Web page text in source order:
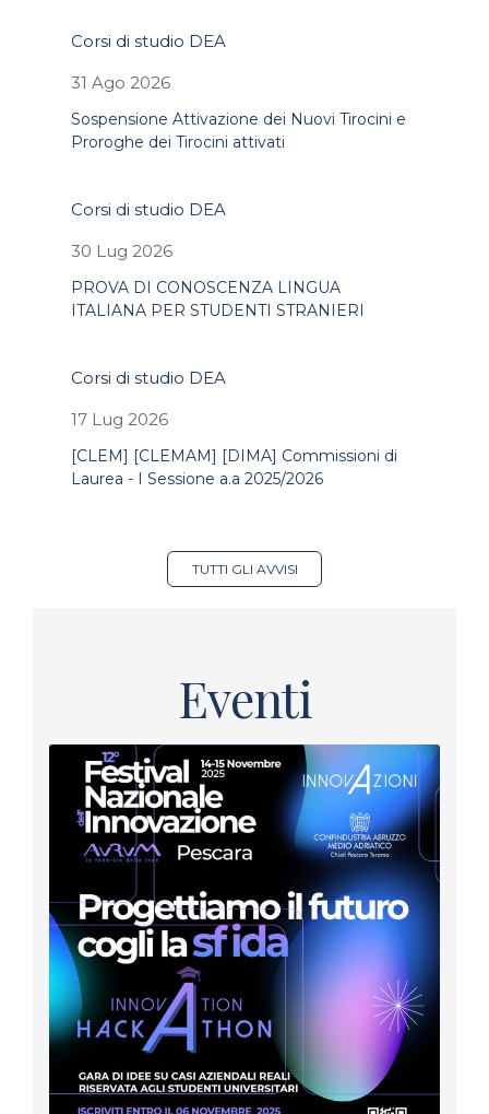
Corsi di studio DEA
31 Ago 2026
Sospensione Attivazione dei Nuovi Tirocini e
Proroghe dei Tirocini attivati
Corsi di studio DEA
30 Lug 2026
PROVA DI CONOSCENZA LINGUA
ITALIANA PER STUDENTI STRANIERI
Corsi di studio DEA
17 Lug 2026
[CLEM] [CLEMAM] [DIMA] Commissioni di
Laurea - I Sessione a.a 2025/2026
TUTTI GLI AVVISI
Eventi